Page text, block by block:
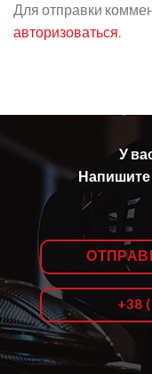
Для отправки
авторизоваться.
У
Напишите
+38